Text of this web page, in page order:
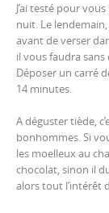
J’ai testé pour
nuit. Le
avant de verser
il vous faudra
Déposer un carré
14 minutes.
A déguster tiède,
bonhommes. Si
les moelleux au
chocolat, sinon il
alors tout l’intérêt